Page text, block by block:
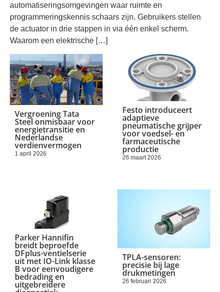
automatiseringsomgevingen waar ruimte en
programmeringskennis schaars zijn. Gebruikers stellen
de actuator in drie stappen in via één enkel scherm.
Waarom een elektrische […]
Vergroening Tata
Steel onmisbaar voor
energietransitie en
Nederlandse
verdienvermogen
1 april 2026
Festo introduceert
adaptieve
pneumatische grijper
voor voedsel- en
farmaceutische
productie
26 maart 2026
Parker Hannifin
breidt beproefde
DFplus-ventielserie
uit met IO-Link klasse
B voor eenvoudigere
bedrading en
uitgebreidere
TPLA-sensoren:
precisie bij lage
drukmetingen
26 februari 2026